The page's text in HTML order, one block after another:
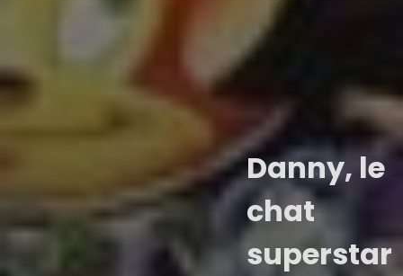
Danny, le
chat
superstar